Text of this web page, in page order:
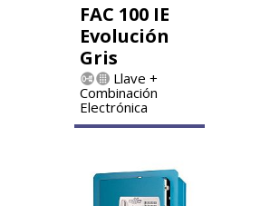
FAC 100 IE
Evolución
Gris
Llave +
Combinación
Electrónica